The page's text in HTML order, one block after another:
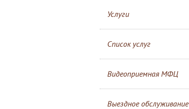
Услуги
Список услуг
Видеоприемная МФЦ
Выездное обслуживание